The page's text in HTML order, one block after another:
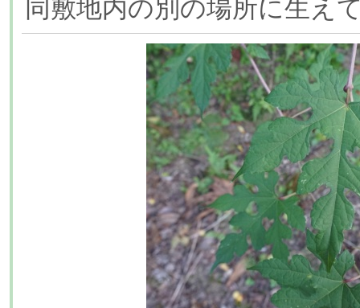
同敷地内の別の場所に生え